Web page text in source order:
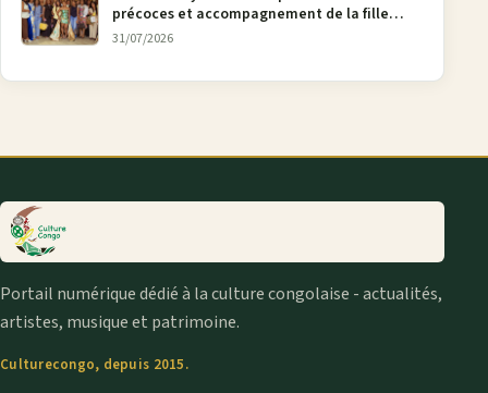
précoces et accompagnement de la fille
aînée, la diaspora en débat
31/07/2026
Portail numérique dédié à la culture congolaise - actualités,
artistes, musique et patrimoine.
Culturecongo, depuis 2015.